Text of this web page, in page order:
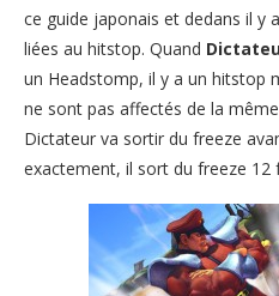
ce guide japonais et dedans il y
liées au hitstop. Quand
un Headstomp, il y a un hitstop
ne sont pas affectés de la
Dictateur va sortir du freeze
exactement, il sort du freeze 12